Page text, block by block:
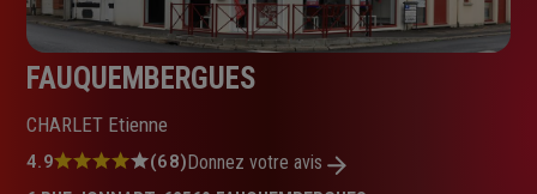
FAUQUEMBERGUES
CHARLET Etienne
Note
4.9 (68)Donnez votre avis